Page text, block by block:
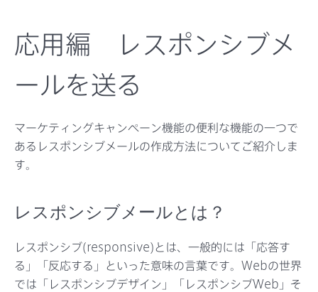
料金
導入事例
お役立ち情報
ドキュメント
応用編 レスポンシブメ
ールを送る
マーケティングキャンペーン機能の便利な機能の一つで
あるレスポンシブメールの作成方法についてご紹介しま
す。
レスポンシブメールとは？
レスポンシブ(responsive)とは、一般的には「応答す
る」「反応する」といった意味の言葉です。Webの世界
では「レスポンシブデザイン」「レスポンシブWeb」そ